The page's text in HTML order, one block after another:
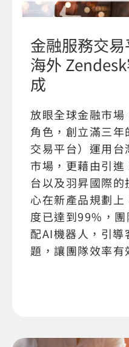
金融服務交
海外
成
放眼全球金融市
角色，創立滿三
交易平台）運用
市場，更藉由引
台以及羽昇國際
心在新產品規劃
度已達到99%，
配AI機器人，引導
題，讓團隊效率有